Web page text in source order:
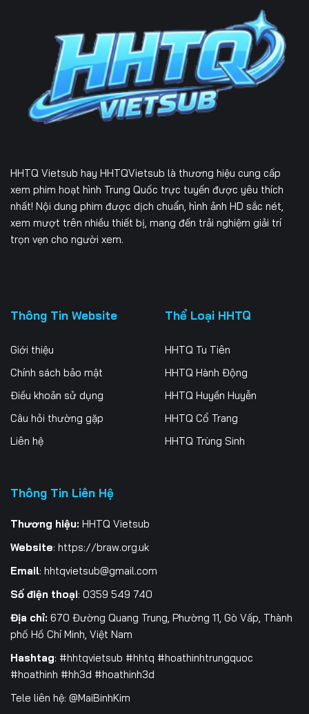
HHTQ Vietsub hay HHTQVietsub là thương hiệu cung cấp
xem phim hoạt hình Trung Quốc trực tuyến được yêu thích
nhất! Nội dung phim được dịch chuẩn, hình ảnh HD sắc nét,
xem mượt trên nhiều thiết bị, mang đến trải nghiệm giải trí
trọn vẹn cho người xem.
Thông Tin Website
Giới thiệu
Chính sách bảo mật
Điều khoản sử dụng
Câu hỏi thường gặp
Liên hệ
Thể Loại HHTQ
HHTQ Tu Tiên
HHTQ Hành Động
HHTQ Huyền Huyễn
HHTQ Cổ Trang
HHTQ Trùng Sinh
Thông Tin Liên Hệ
Thương hiệu: HHTQ Vietsub
Website: https://braw.org.uk
Email: hhtqvietsub@gmail.com
Số điện thoại: 0359 549 740
Địa chỉ: 670 Đường Quang Trung, Phường 11, Gò Vấp, Thành
phố Hồ Chí Minh, Việt Nam
Hashtag: #hhtqvietsub #hhtq #hoathinhtrungquoc
#hoathinh #hh3d #hoathinh3d
Tele liên hệ: @MaiBinhKim